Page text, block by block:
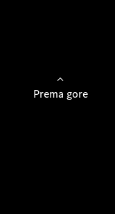
Prema gore